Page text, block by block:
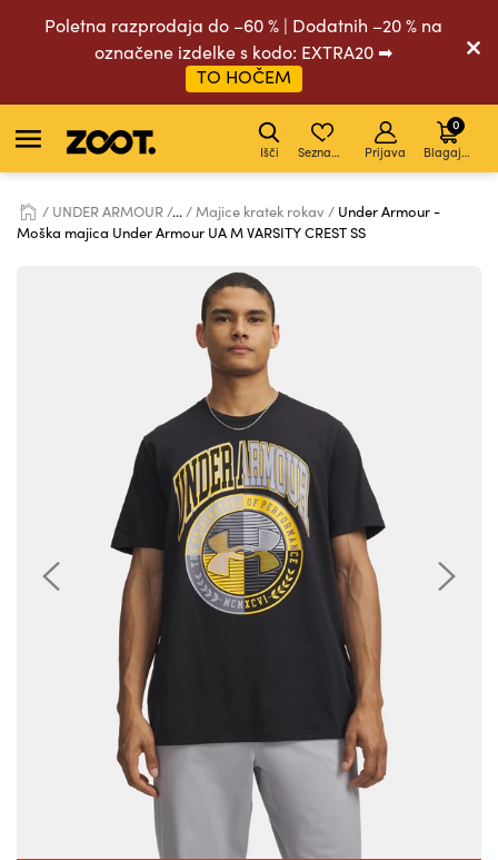
Poletna razprodaja do –60 % | Dodatnih –20 % na
označene izdelke s kodo: EXTRA20 ➡
TO HOČEM
Išči Seznam želja Prijava Blagajna
0
UNDER ARMOUR ... Majice kratek rokav
Under Armour -
Moška majica Under Armour UA M VARSITY CREST SS